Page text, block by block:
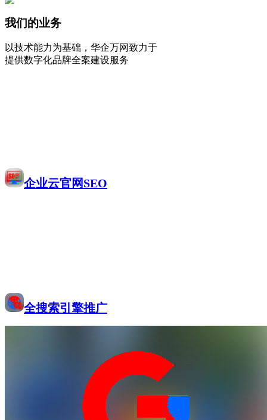
我们的业务
以技术能力为基础，华企万网致力于
提供数字化品牌全案建设服务
企业云官网SEO
全搜索引擎推广